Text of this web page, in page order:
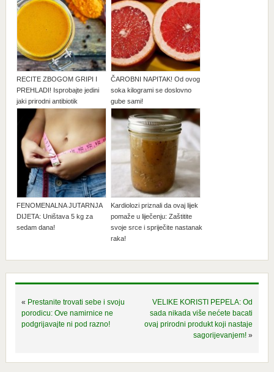
RECITE ZBOGOM GRIPI I
PREHLADI! Isprobajte jedini
jaki prirodni antibiotik
ČAROBNI NAPITAK! Od ovog
soka kilogrami se doslovno
gube sami!
FENOMENALNA JUTARNJA
DIJETA: Uništava 5 kg za
sedam dana!
Kardiolozi priznali da ovaj lijek
pomaže u liječenju: Zaštitite
svoje srce i spriječite nastanak
raka!
« Prestanite trovati sebe i svoju
porodicu: Ove namirnice ne
podgrijavajte ni pod razno!
VELIKE KORISTI PEPELA: Od
sada nikada više nećete bacati
ovaj prirodni produkt koji nastaje
sagorijevanjem! »